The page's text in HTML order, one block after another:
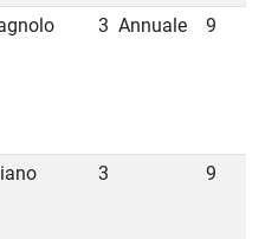
3 Annuale 9
3 9